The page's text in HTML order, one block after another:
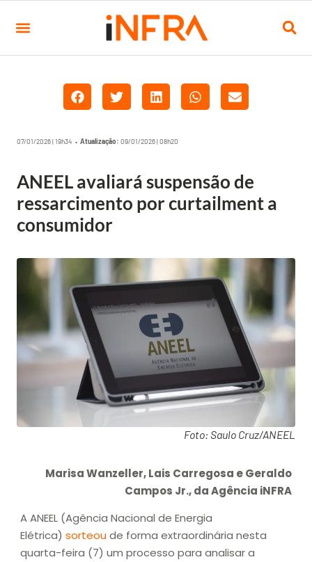
07/01/2026 | 19h34 • Atualização: 09/01/2026 | 08h20
ANEEL avaliará suspensão de
ressarcimento por curtailment a
consumidor
Foto: Saulo Cruz/ANEEL
Marisa Wanzeller, Lais Carregosa e Geraldo
Campos Jr., da Agência iNFRA
A ANEEL (Agência Nacional de Energia
Elétrica) sorteoude forma extraordinária nesta
quarta-feira (7) um processo para analisar a